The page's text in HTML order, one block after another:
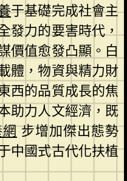
于基礎完成社會主
發力的要害時代，
價值愈發凸顯。白
體，物資與精力財
西的品質成長的焦
助力人文經濟，既
步增加傑出態勢
中國式古代化扶植